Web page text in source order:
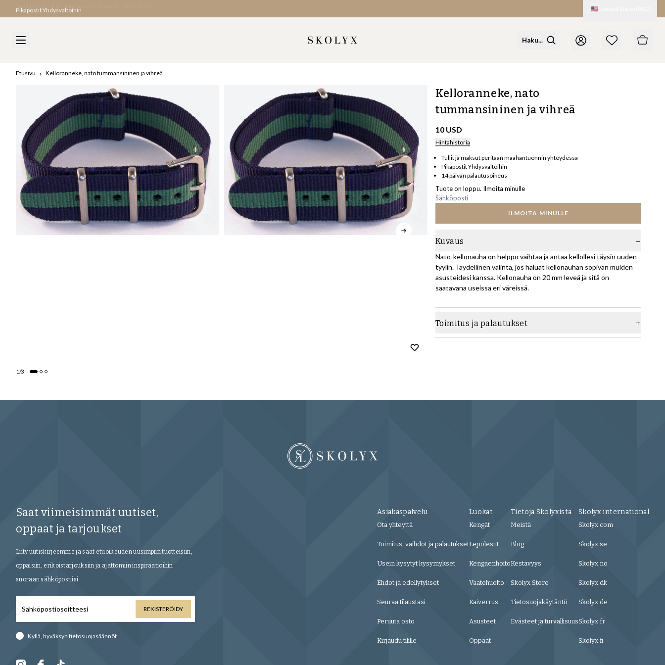
Pikapostit Yhdysvaltoihin 🇺🇸
Etusivu Kelloranneke, nato tummansininen ja vihreä
1/3
Kelloranneke, nato
tummansininen ja vihreä
10 USD
Hintahistoria
Tullit ja maksut peritään maahantuonnin yhteydessä
Pikapostit Yhdysvaltoihin
14 päivän palautusoikeus
Tuote on loppu. Ilmoita minulle
ILMOITA MINULLE
Kuvaus
Nato-kellonauha on helppo vaihtaa ja antaa kellollesi täysin uuden
tyylin. Täydellinen valinta, jos haluat kellonauhan sopivan muiden
asusteidesi kanssa. Kellonauha on 20 mm leveä ja sitä on
saatavana useissa eri väreissä.
Toimitus ja palautukset
Saat viimeisimmät uutiset,
oppaat ja tarjoukset
Liity uutiskirjeemme ja saat etuoikeuden uusimpiin tuotteisiin,
oppaisiin, erikoistarjouksiin ja ajattomiin inspiraatioihin
suoraan sähköpostiisi.
REKISTERÖIDY
Kyllä, hyväksyn tietosuojasäännöt
Asiakaspalvelu
Ota yhteyttä
Toimitus, vaihdot ja palautukset
Usein kysytyt kysymykset
Ehdot ja edellytykset
Seuraa tilaustasi
Peruuta osto
Kirjaudu tilille
Luokat
Kengät
Lepolestit
Kengaenhoito
Vaatehuolto
Kaiverrus
Asusteet
Oppaat
Tietoja Skolyxista
Meistä
Blog
Kestävyys
Skolyx Store
Tietosuojakäytäntö
Evästeet ja turvallisuus
Skolyx international
Skolyx.com
Skolyx.se
Skolyx.no
Skolyx.dk
Skolyx.de
Skolyx.fr
Skolyx.fi